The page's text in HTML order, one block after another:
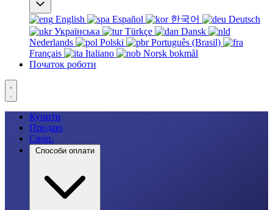
English Español 한국어
Deutsch
Українська
Türkçe
Dansk
Nederlands
Polski
Português (Brasil)
Français
Italiano
Norsk bokmål
Початок роботи
Купити
Продаю
Своп.
Способи оплати